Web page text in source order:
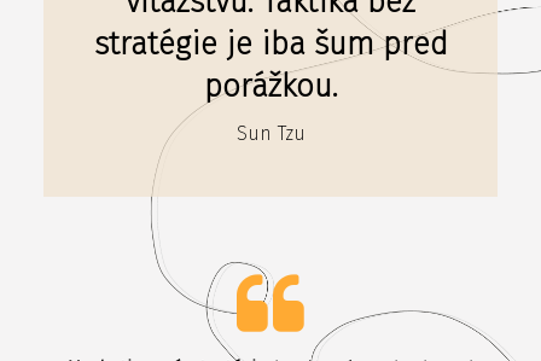
stratégie je iba šum pred
porážkou.
Sun Tzu